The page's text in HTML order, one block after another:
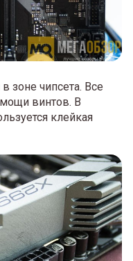
зоне чипсета. Все
винтов. В
клейкая